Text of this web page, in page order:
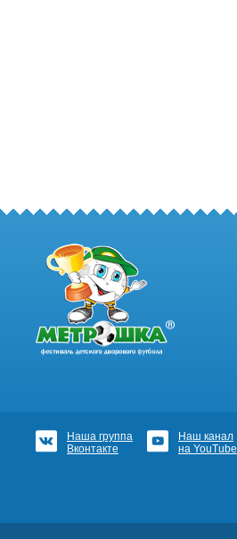
Наша группа
Вконтакте
Наш канал
на YouTube